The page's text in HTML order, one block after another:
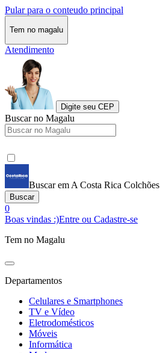
Pular para o conteudo principal
Tem no magalu
Atendimento
Digite seu CEP
Buscar no Magalu
Buscar em A Costa Rica Colchões
Buscar
0
Boas vindas :)Entre ou Cadastre-se
Tem no Magalu
Departamentos
Celulares e Smartphones
TV e Vídeo
Eletrodomésticos
Móveis
Informática